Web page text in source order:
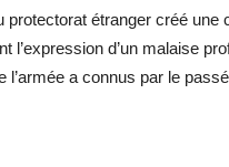
étranger créé une
l’expression d’un malaise
a connus par le